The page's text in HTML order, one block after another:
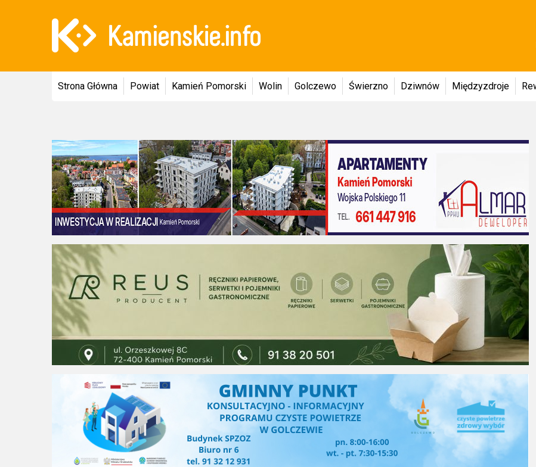
Strona Główna Powiat Kamień Pomorski Wolin Golczewo Świerzno Dziwnów Międzyzdroje